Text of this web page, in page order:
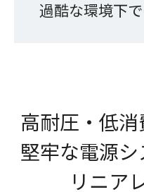
過酷な環境下
高耐圧・低消
堅牢な電源
リニア